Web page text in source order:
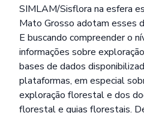
SIMLAM/Sisflora na esfera
Mato Grosso adotam esses
E buscando compreender o
informações sobre
bases de dados
plataformas, em especial
exploração florestal e dos
florestal e guias florestais.